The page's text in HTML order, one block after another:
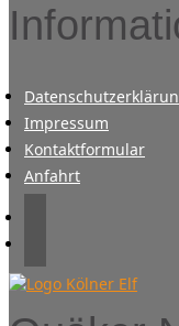
Impressum
Kontaktformular
Anfahrt